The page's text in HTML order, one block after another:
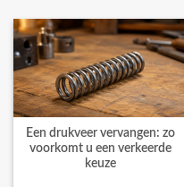
Een drukveer vervangen: zo
voorkomt u een verkeerde
keuze